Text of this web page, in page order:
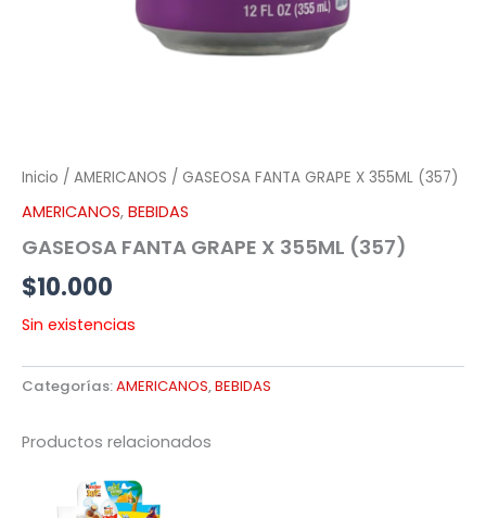
Inicio / AMERICANOS / GASEOSA FANTA GRAPE X 355ML (357)
AMERICANOS, BEBIDAS
GASEOSA FANTA GRAPE X 355ML (357)
$10.000
Sin existencias
Categorías:AMERICANOS,BEBIDAS
Productos relacionados